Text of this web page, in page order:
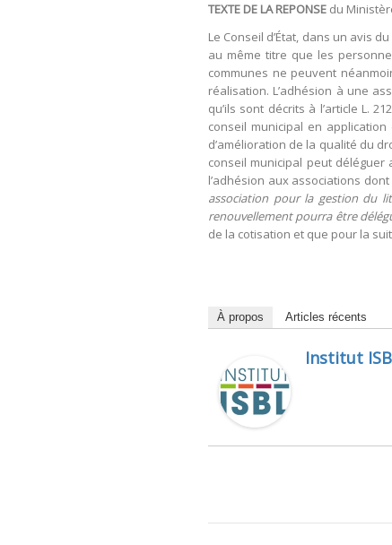
TEXTE DE LA REPONSE du
Le Conseil d’État, dans un avis
au même titre que les
communes ne peuvent
réalisation. L’adhésion à une
qu’ils sont décrits à l’article L.
conseil municipal en application
d’amélioration de la qualité du
conseil municipal peut
l’adhésion aux associations
association pour la gestion du
renouvellement pourra être
de la cotisation et que pour la
À propos Articles récents
Institut